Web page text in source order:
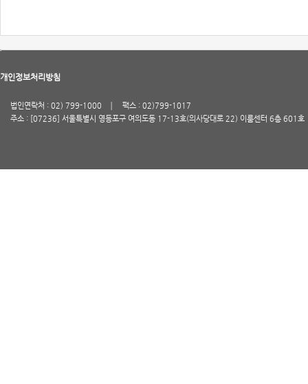
개인정보처리방침
법인연락처 : 02) 799-1000
팩스 : 02)799-1017
주소 : [07236] 서울특별시 영등포구 여의도동 17-13호(의사당대로 22) 이룸센터 6층 601호